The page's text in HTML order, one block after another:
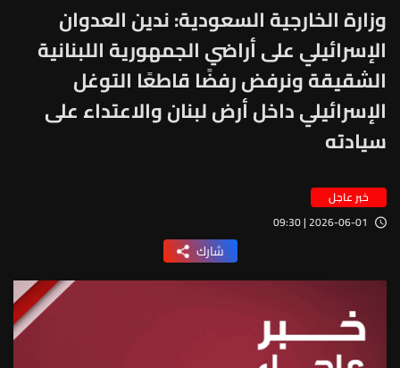
وزارة الخارجية السعودية: ندين العدوان
الإسرائيلي على أراضي الجمهورية اللبنانية
الشقيقة ونرفض رفضًا قاطعًا التوغل
الإسرائيلي داخل أرض لبنان والاعتداء على
سيادته
خبر عاجل
2026-06-01 | 09:30
شارك